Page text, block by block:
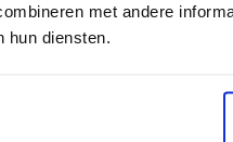
met andere
hun diensten.